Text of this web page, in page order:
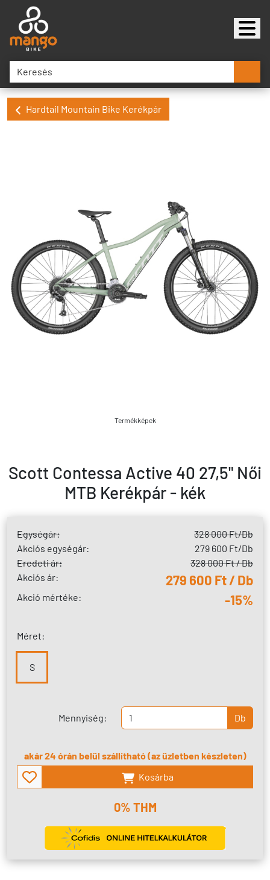
Hardtail Mountain Bike Kerékpár
Termékképek
Scott Contessa Active 40 27,5" Női
MTB Kerékpár - kék
Egységár: 328 000 Ft/Db
Akciós egységár:
279 600 Ft/Db
Eredeti ár:
328 000 Ft / Db
Akciós ár:
279 600 Ft / Db
Akció mértéke: -15%
Méret:
S
Mennyiség: Db
akár 24 órán belül szállítható (az üzletben készleten)
Kosárba
0% THM